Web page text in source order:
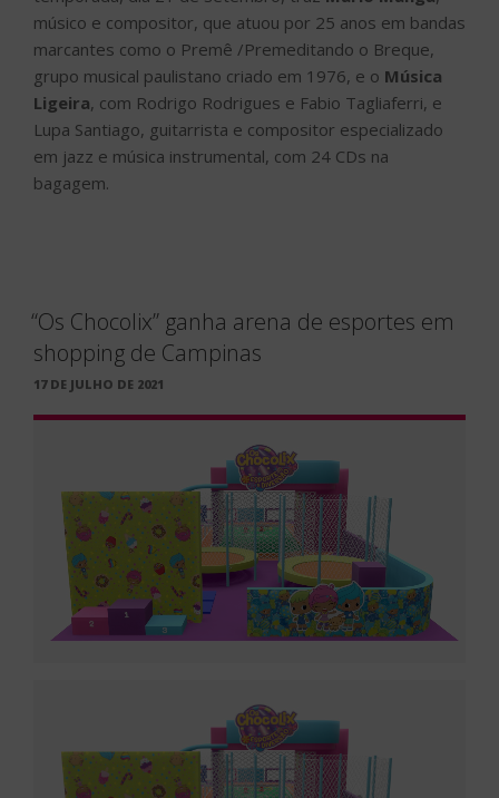
músico e compositor, que atuou por 25 anos em bandas
marcantes como o Premê /Premeditando o Breque,
grupo musical paulistano criado em 1976, e o Música
Ligeira, com Rodrigo Rodrigues e Fabio Tagliaferri, e
Lupa Santiago, guitarrista e compositor especializado
em jazz e música instrumental, com 24 CDs na
bagagem.
“Os Chocolix” ganha arena de esportes em
shopping de Campinas
PUBLICADO
17 DE JULHO DE 2021